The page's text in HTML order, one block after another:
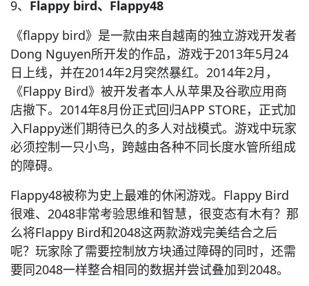
9、 Flappy bird、Flappy48
《flappy bird》是一款由来自越南的独立游戏开发者
Dong Nguyen所开发的作品，游戏于2013年5月24
日上线，并在2014年2月突然暴红。2014年2月，
《Flappy Bird》被开发者本人从苹果及谷歌应用商
店撤下。2014年8月份正式回归APP STORE，正式加
入Flappy迷们期待已久的多人对战模式。游戏中玩家
必须控制一只小鸟，跨越由各种不同长度水管所组成
的障碍。
Flappy48被称为史上最难的休闲游戏。Flappy Bird
很难、2048非常考验思维和智慧，很变态有木有？那
么将Flappy Bird和2048这两款游戏完美结合之后
呢？玩家除了需要控制放方块通过障碍的同时，还需
要同2048一样整合相同的数据并尝试叠加到2048。